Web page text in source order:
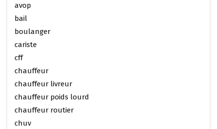
avop
bail
boulanger
cariste
cff
chauffeur
chauffeur livreur
chauffeur poids lourd
chauffeur routier
chuv